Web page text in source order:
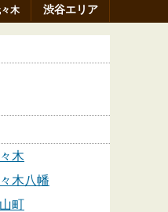
渋谷エリア
木
原 神山町 渋谷 新宿
木
木八幡
町